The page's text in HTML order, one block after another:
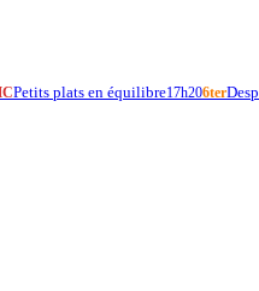
Petits plats en équilibre17h206ter